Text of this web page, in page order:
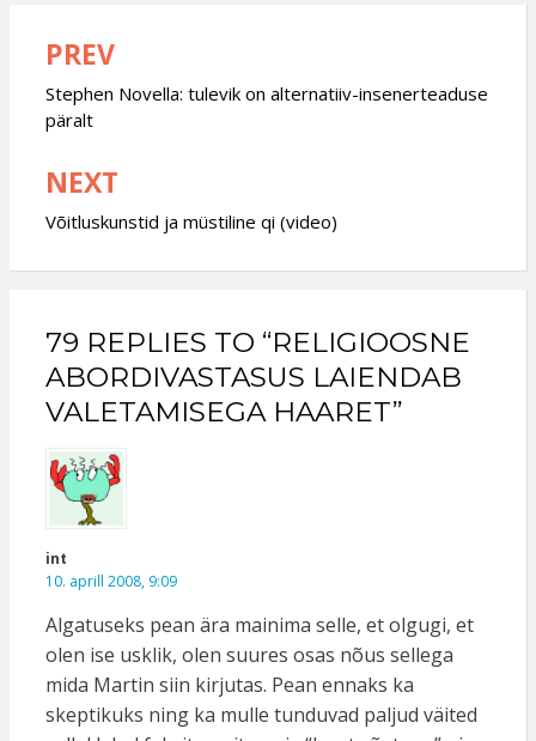
Post
navigation
PREV
Stephen Novella: tulevik on alternatiiv-insenerteaduse
päralt
NEXT
Võitluskunstid ja müstiline qi (video)
79 REPLIES TO “RELIGIOOSNE
ABORDIVASTASUS LAIENDAB
VALETAMISEGA HAARET”
int
10. aprill 2008, 9:09
Algatuseks pean ära mainima selle, et olgugi, et
olen ise usklik, olen suures osas nõus sellega
mida Martin siin kirjutas. Pean ennaks ka
skeptikuks ning ka mulle tunduvad paljud väited